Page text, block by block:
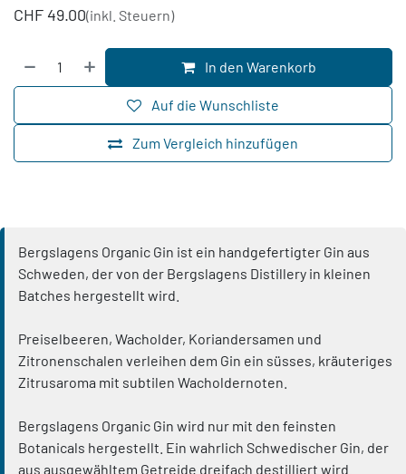
CHF 49.00(inkl. Steuern)
In den Warenkorb
Zum Vergleich hinzufügen
Auf die Wunschliste
Bergslagens Organic Gin ist ein handgefertigter Gin aus
Schweden, der von der Bergslagens Distillery in kleinen
Batches hergestellt wird.
Preiselbeeren, Wacholder, Koriandersamen und
Zitronenschalen verleihen dem Gin ein süsses, kräuteriges
Zitrusaroma mit subtilen Wacholdernoten.
Bergslagens Organic Gin wird nur mit den feinsten
Botanicals hergestellt. Ein wahrlich Schwedischer Gin, der
aus ausgewähltem Getreide dreifach destilliert wird.